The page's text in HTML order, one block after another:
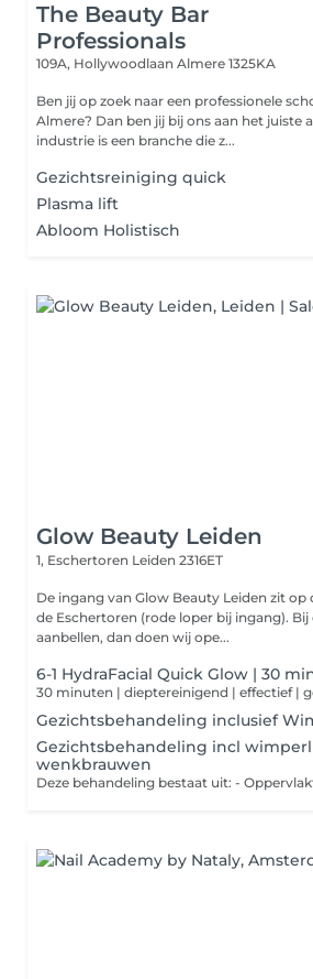
The Beauty Bar
Professionals
109A, Hollywoodlaan Almere 1325KA
Ben jij op zoek naar een professionele
Almere? Dan ben jij bij ons aan het juiste adres! De
industrie is een branche die z...
Gezichtsreiniging quick
Plasma lift
Abloom Holistisch
Glow Beauty Leiden
1, Eschertoren Leiden 2316ET
De ingang van Glow Beauty Leiden zit op
de Eschertoren (rode loper bij ingang). Bij
aanbellen, dan doen wij ope...
6-1 HydraFacial Quick Glow | 30
Gezichtsbehandeling inclusief
Gezichtsbehandeling incl
wenkbrauwen